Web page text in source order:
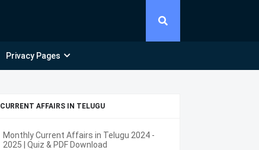
Privacy Pages
CURRENT AFFAIRS IN TELUGU
Monthly Current Affairs in Telugu 2024 -
2025 | Quiz & PDF Download